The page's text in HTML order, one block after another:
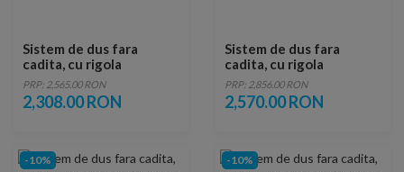
Sistem de dus fara
cadita, cu rigola
Radaway RadaDrain 110
x 110 cm
PRP: 2,565.00 RON
2,308.00 RON
Sistem de dus fara
cadita, cu rigola
Radaway RadaDrain pe
marginea lunga 160 x 90
cm
PRP: 2,856.00 RON
2,570.00 RON
-10% -10%